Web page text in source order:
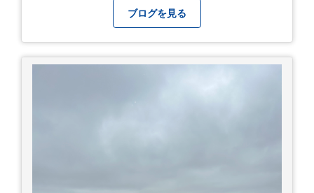
ただいており、豊富な販売ネットワークを活かし
た高価買取が可能です。
ブログを見る